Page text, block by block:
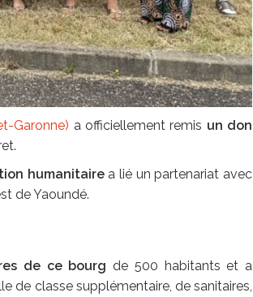
Garonne) a officiellement remis un don
humanitairea lié un partenariat avec
de Yaoundé.
de ce bourgde 500 habitants et a
de classe supplémentaire, de sanitaires,